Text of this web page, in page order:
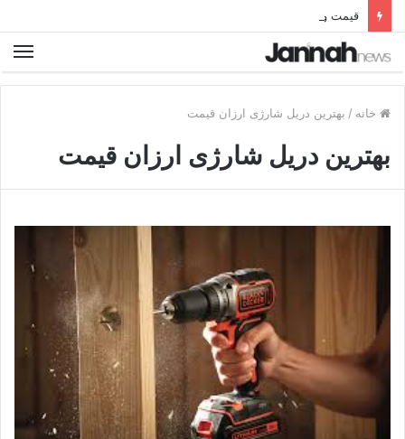
قیمت و خرید بهترین نردبان تاشو فلزی آلومینیومی دیجی کالا
خانه / بهترین دریل شارژی ارزان قیمت
بهترین دریل شارژی ارزان قیمت